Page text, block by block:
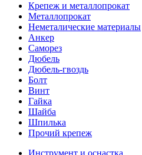
Крепеж и металлопрокат
Металлопрокат
Неметалические материалы
Анкер
Саморез
Дюбель
Дюбель-гвоздь
Болт
Винт
Гайка
Шайба
Шпилька
Прочий крепеж
Инструмент и оснастка